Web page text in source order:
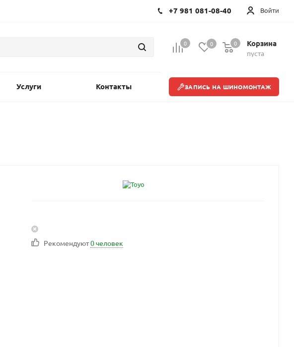
Войти
+7 981 081-08-40
0 0 Корзина
пуста
0
Услуги Контакты ЗАПИСЬ НА ШИНОМОНТАЖ
Рекомендуют0 человек